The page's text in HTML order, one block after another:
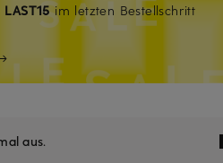
LAST15im letzten Bestellschritt
aus.